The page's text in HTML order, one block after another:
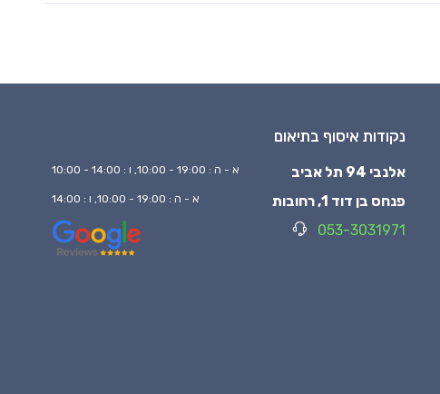
נקודות איסוף בתיאום
אלנבי 94 תל אביב א - ה : 19:00 - 10:00, ו : 14:00 - 10:00
פנחס בן דוד 1, רחובות א - ה : 19:00 - 10:00, ו : 14:00
053-3031971